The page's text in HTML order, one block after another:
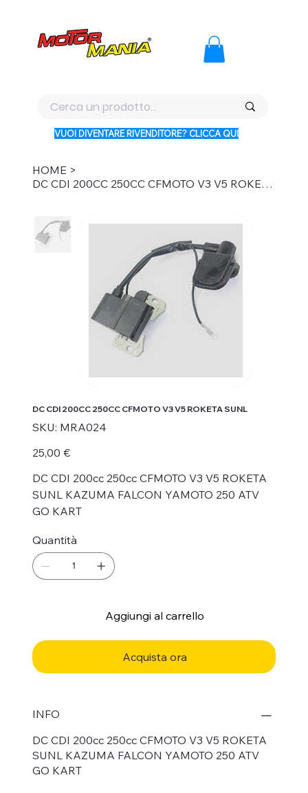
VUOI DIVENTARE RIVENDITORE? CLICCA QUI
HOME >
DC CDI 200CC 250CC CFMOTO V3 V5 ROKETA SUNL
DC CDI 200CC 250CC CFMOTO V3 V5 ROKETA SUNL
SKU: SKU
MRA024
MRA024
Prezzo
25,00 €
DC CDI 200cc 250cc CFMOTO V3 V5 ROKETA
SUNL KAZUMA FALCON YAMOTO 250 ATV
GO KART
Quantità
Aggiungi al carrello
Acquista ora
INFO
DC CDI 200cc 250cc CFMOTO V3 V5 ROKETA
SUNL KAZUMA FALCON YAMOTO 250 ATV
GO KART